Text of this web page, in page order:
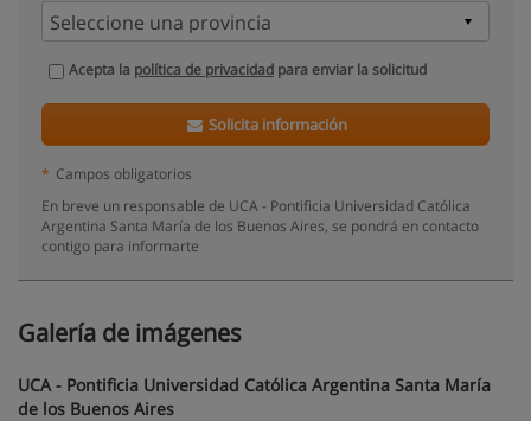
Acepta la política de privacidad para enviar la solicitud
Solicita información
* Campos obligatorios
En breve un responsable de UCA - Pontificia Universidad Católica
Argentina Santa María de los Buenos Aires, se pondrá en contacto
contigo para informarte
Galería de imágenes
UCA - Pontificia Universidad Católica Argentina Santa María
de los Buenos Aires